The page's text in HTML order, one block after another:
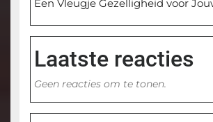
Een Vleugje Gezelligheid voor
Laatste reacties
Geen reacties om te tonen.